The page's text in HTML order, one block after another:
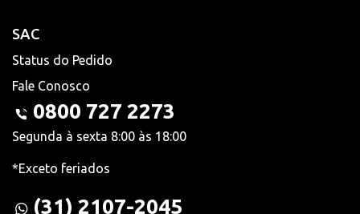
SAC
Status do Pedido
Fale Conosco
0800 727 2273
Segunda à sexta 8:00 às 18:00
*Exceto feriados
(31) 2107-2045